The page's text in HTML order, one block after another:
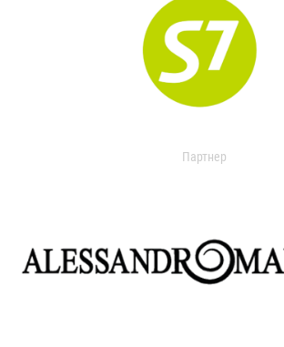
Партнер